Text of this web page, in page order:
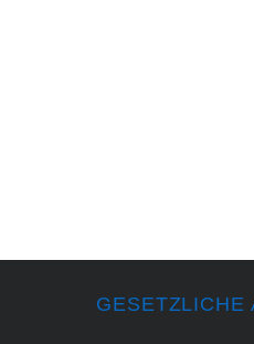
GESETZLICHE